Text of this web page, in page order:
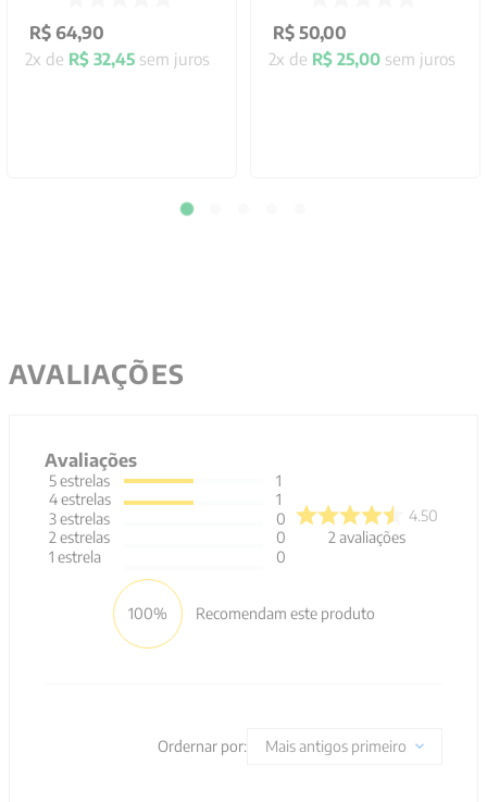
R$ 64,90
2x de R$ 32,45 sem juros
R$ 50,00
2x de R$ 25,00 sem juros
AVALIAÇÕES
Avaliações
5estrelas
4estrelas
3estrelas
2estrelas
1estrela
1
1
0
0
0
4.50
2 avaliações
100% Recomendam este produto
Ordernar por: Mais antigos primeiro